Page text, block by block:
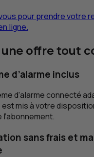
pour prendre votre
ligne.
offre tout
d’alarme inclus
d’alarme connecté
mis à votre
l’abonnement.
sans frais et